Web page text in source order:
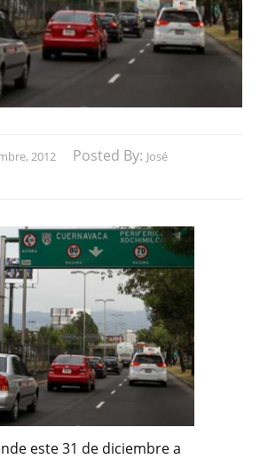
2012 Posted By: José
este 31 de diciembre a